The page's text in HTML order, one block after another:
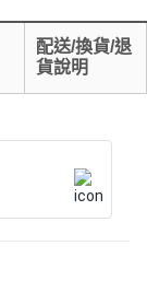
配送/換貨/退
貨說明